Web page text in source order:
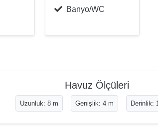
Banyo/WC
Havuz Ölçüleri
Uzunluk: 8 m Genişlik: 4 m Derinlik: